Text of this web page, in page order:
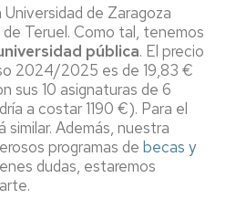
de Zaragoza
Teruel. Como tal, tenemos
pública. El precio
2024/2025 es de 19,83 €
sus 10 asignaturas de 6
a costar 1190 €). Para el
Además, nuestra
programas de becas y
dudas, estaremos